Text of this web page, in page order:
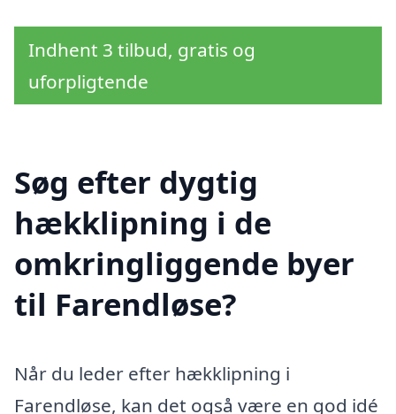
Indhent 3 tilbud, gratis og
uforpligtende
Søg efter dygtig
hækklipning i de
omkringliggende byer
til Farendløse?
Når du leder efter hækklipning i
Farendløse, kan det også være en god idé